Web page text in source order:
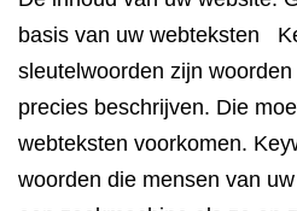
basis van uw webteksten
sleutelwoorden zijn
precies beschrijven. Die
webteksten voorkomen.
woorden die mensen van